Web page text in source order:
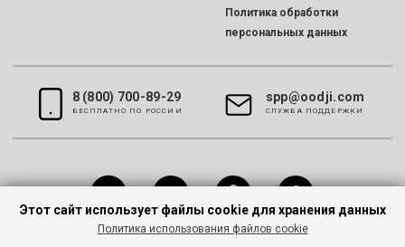
Политика обработки
персональных данных
8 (800) 700-89-29
БЕСПЛАТНО ПО РОССИИ
spp@oodji.com
CЛУЖБА ПОДДЕРЖКИ
Этот сайт использует файлы cookie для хранения данных
Политика использования файлов cookie